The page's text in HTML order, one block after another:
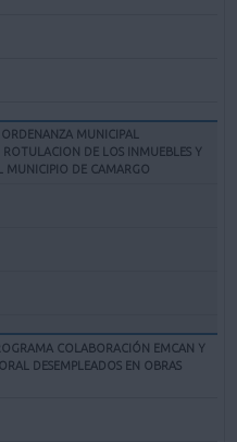
MUNICIPAL
DE LOS INMUEBLES Y
MUNICIPIO DE CAMARGO
COLABORACIÓN EMCAN Y
DESEMPLEADOS EN OBRAS